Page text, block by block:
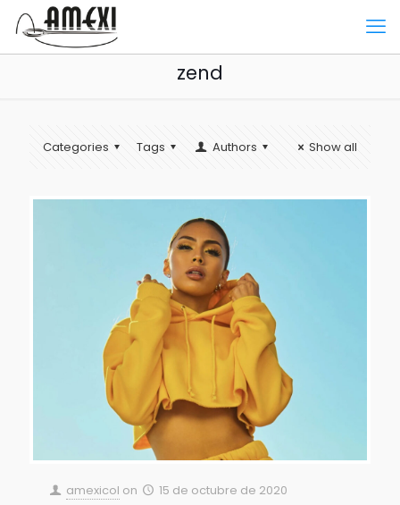
zend
Categories Tags Authors Show all
amexicol on
15 de octubre de 2020